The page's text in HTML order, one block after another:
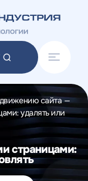
сайта —
удалять или
страницами: